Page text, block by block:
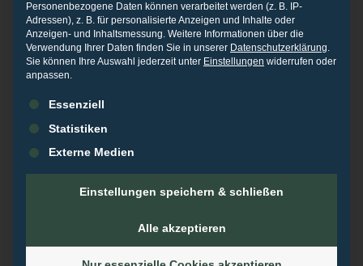
Exclusive Training
10. JUNI 2015 VORTRÄGE
Frankfurt, 10. Juni 2015
Interaktive Notfallübung – Shitstormsimulation
Personenbezogene Daten können verarbeitet werden (z. B. IP-
Adressen), z. B. für personalisierte Anzeigen und Inhalte oder
Anzeigen- und Inhaltsmessung. Weitere Informationen über die
Verwendung Ihrer Daten finden Sie in unserer Datenschutzerklärung.
Sie können Ihre Auswahl jederzeit unter Einstellungen widerrufen oder
anpassen.
Es folgt eine Liste der Service-Gruppen, für die eine
Essenziell
Statistiken
Externe Medien
Einstellungen speichern & schließen
Alle akzeptieren